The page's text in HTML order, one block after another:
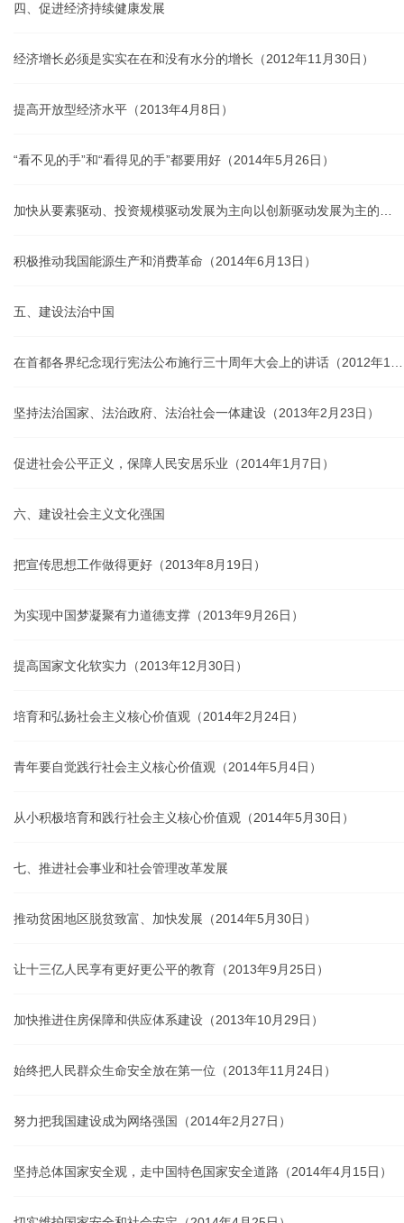
四、促进经济持续健康发展
经济增长必须是实实在在和没有水分的增长（2012年11月30日）
提高开放型经济水平（2013年4月8日）
“看不见的手”和“看得见的手”都要用好（2014年5月26日）
积极推动我国能源生产和消费革命（2014年6月13日）
五、建设法治中国
坚持法治国家、法治政府、法治社会一体建设（2013年2月23日）
促进社会公平正义，保障人民安居乐业（2014年1月7日）
六、建设社会主义文化强国
把宣传思想工作做得更好（2013年8月19日）
为实现中国梦凝聚有力道德支撑（2013年9月26日）
提高国家文化软实力（2013年12月30日）
培育和弘扬社会主义核心价值观（2014年2月24日）
青年要自觉践行社会主义核心价值观（2014年5月4日）
从小积极培育和践行社会主义核心价值观（2014年5月30日）
七、推进社会事业和社会管理改革发展
推动贫困地区脱贫致富、加快发展（2014年5月30日）
让十三亿人民享有更好更公平的教育（2013年9月25日）
加快推进住房保障和供应体系建设（2013年10月29日）
始终把人民群众生命安全放在第一位（2013年11月24日）
努力把我国建设成为网络强国（2014年2月27日）
坚持总体国家安全观，走中国特色国家安全道路（2014年4月15日）